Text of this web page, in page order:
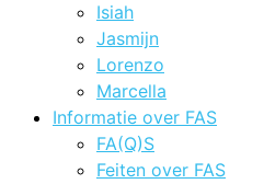
Isiah
Jasmijn
Lorenzo
Marcella
Informatie over FAS
FA(Q)S
Feiten over FAS